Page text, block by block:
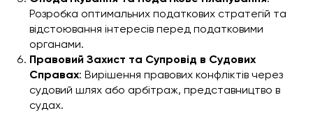
Розробка оптимальних податкових стратегій та
відстоювання інтересів перед податковими
органами.
Правовий Захист та Супровід в Судових
Справах: Вирішення правових конфліктів через
судовий шлях або арбітраж, представництво в
судах.